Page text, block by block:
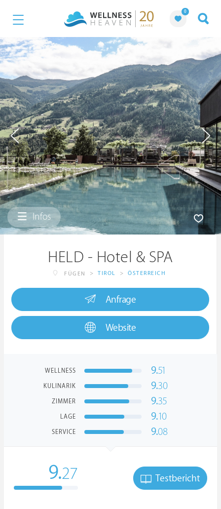
0
Infos
HELD - Hotel & SPA
FÜGEN > TIROL > ÖSTERREICH
Anfrage
Website
WELLNESS 9.51
KULINARIK 9.30
ZIMMER 9.35
LAGE 9.10
SERVICE 9.08
9.27 Testbericht